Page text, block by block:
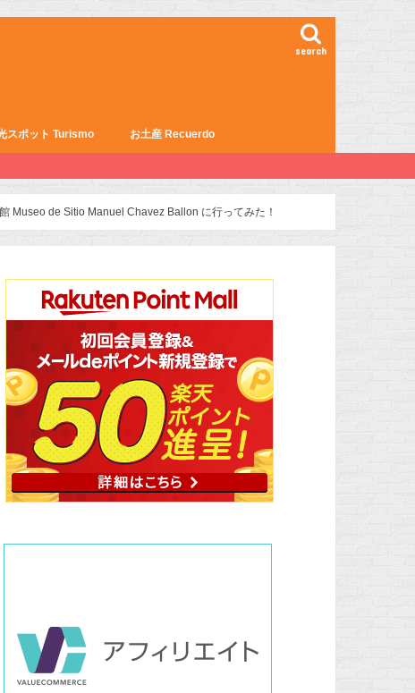
search
スポット Turismo お土産 Recuerdo
Museo de Sitio Manuel Chavez Ballon に行ってみた！